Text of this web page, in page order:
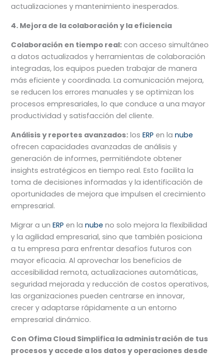
actualizaciones y mantenimiento inesperados.
4. Mejora de la colaboración y la eficiencia
Colaboración en tiempo real: con acceso simultáneo
a datos actualizados y herramientas de colaboración
integradas, los equipos pueden trabajar de manera
más eficiente y coordinada. La comunicación mejora,
se reducen los errores manuales y se optimizan los
procesos empresariales, lo que conduce a una mayor
productividad y satisfacción del cliente.
Análisis y reportes avanzados: losERP en lanube
ofrecen capacidades avanzadas de análisis y
generación de informes, permitiéndote obtener
insights estratégicos en tiempo real. Esto facilita la
toma de decisiones informadas y la identificación de
oportunidades de mejora que impulsen el crecimiento
empresarial.
Migrar a unERP en lanube no solo mejora la flexibilidad
y la agilidad empresarial, sino que también posiciona
a tu empresa para enfrentar desafíos futuros con
mayor eficacia. Al aprovechar los beneficios de
accesibilidad remota, actualizaciones automáticas,
seguridad mejorada y reducción de costos operativos,
las organizaciones pueden centrarse en innovar,
crecer y adaptarse rápidamente a un entorno
empresarial dinámico.
Con Ofima Cloud Simplifica la administración de tus
procesos y accede a los datos y operaciones desde